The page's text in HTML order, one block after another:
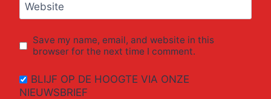
Website
Save my name, email, and website in this
browser for the next time I comment.
BLIJF OP DE HOOGTE VIA ONZE
NIEUWSBRIEF